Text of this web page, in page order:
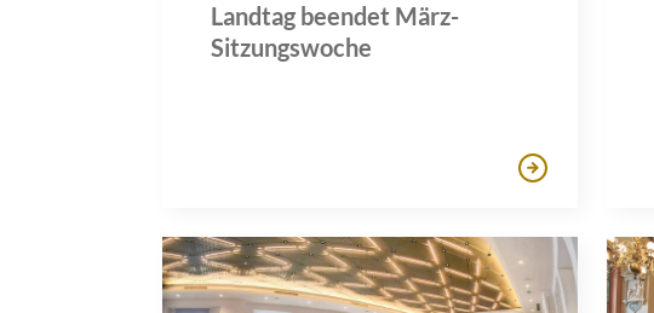
Landtag beendet März-
Sitzungswoche